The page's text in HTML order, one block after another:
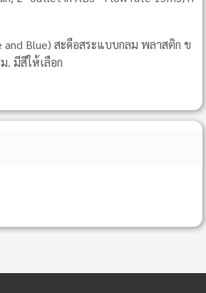
and Blue) สะดือสระแบบกลม พลาสติก ข
. มีสีให้เลือก